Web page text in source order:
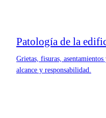
Patología de la
Grietas, fisuras, asentamientos
alcance y responsabilidad.